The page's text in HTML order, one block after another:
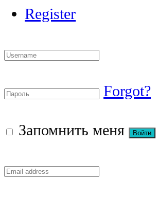
Register
Forgot?
Запомнить меня